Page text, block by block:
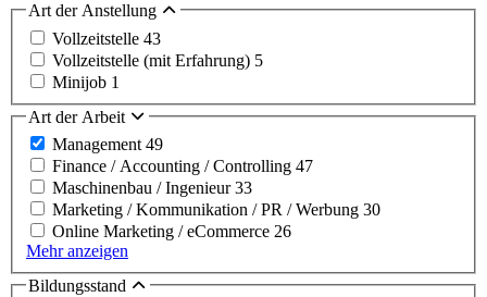
Art der Anstellung
Vollzeitstelle 43
Vollzeitstelle (mit Erfahrung) 5
Minijob 1
Art der Arbeit
Management49
Finance / Accounting / Controlling 47
Maschinenbau / Ingenieur33
Marketing / Kommunikation / PR / Werbung 30
Online Marketing / eCommerce 26
Mehr anzeigen
Bildungsstand